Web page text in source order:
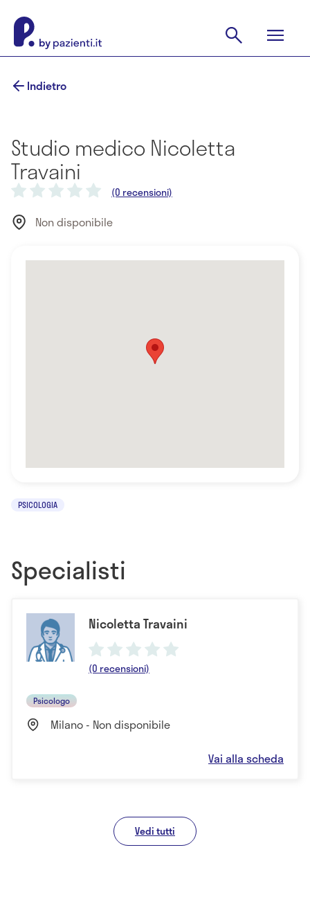
Indietro
Studio medico Nicoletta
Travaini
(0 recensioni)
Non disponibile
PSICOLOGIA
Specialisti
Nicoletta Travaini
(0 recensioni)
Psicologo
Milano - Non disponibile
Vai alla scheda
Vedi tutti